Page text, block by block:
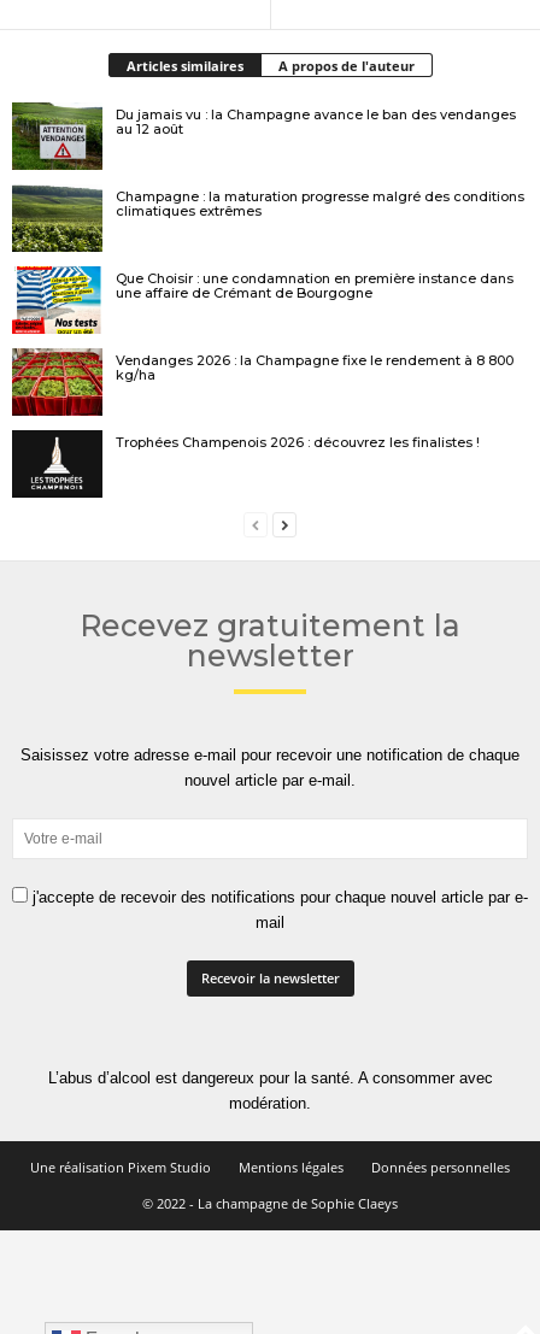
Articles similaires A propos de l'auteur
Du jamais vu : la Champagne avance le ban des vendanges
au 12 août
Champagne : la maturation progresse malgré des conditions
climatiques extrêmes
Que Choisir : une condamnation en première instance dans
une affaire de Crémant de Bourgogne
Vendanges 2026 : la Champagne fixe le rendement à 8 800
kg/ha
Trophées Champenois 2026 : découvrez les finalistes !
Recevez gratuitement la
newsletter
Saisissez votre adresse e-mail pour recevoir une notification de chaque
nouvel article par e-mail.
j'accepte de recevoir des notifications pour chaque nouvel article par e-
mail
L’abus d’alcool est dangereux pour la santé. A consommer avec
modération.
Une réalisation Pixem Studio Mentions légales
Données personnelles
© 2022 - La champagne de Sophie Claeys